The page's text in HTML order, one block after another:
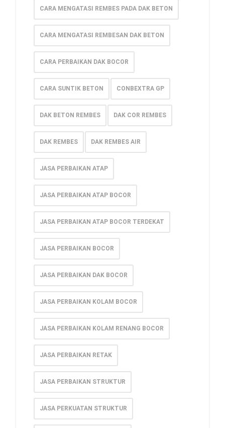
CARA MENGATASI REMBES PADA DAK BETON
CARA MENGATASI REMBESAN DAK BETON
CARA PERBAIKAN DAK BOCOR
CARA SUNTIK BETON CONBEXTRA GP
DAK BETON REMBES DAK COR REMBES
DAK REMBES DAK REMBES AIR
JASA PERBAIKAN ATAP
JASA PERBAIKAN ATAP BOCOR
JASA PERBAIKAN ATAP BOCOR TERDEKAT
JASA PERBAIKAN BOCOR
JASA PERBAIKAN DAK BOCOR
JASA PERBAIKAN KOLAM BOCOR
JASA PERBAIKAN KOLAM RENANG BOCOR
JASA PERBAIKAN RETAK
JASA PERBAIKAN STRUKTUR
JASA PERKUATAN STRUKTUR